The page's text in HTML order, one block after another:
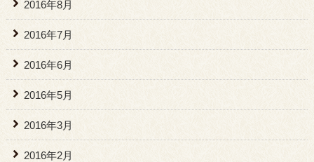
2016年8月
2016年7月
2016年6月
2016年5月
2016年3月
2016年2月